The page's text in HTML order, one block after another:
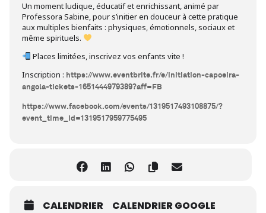
Un moment ludique, éducatif et enrichissant, animé par
Professora Sabine, pour s’initier en douceur à cette pratique
aux multiples bienfaits : physiques, émotionnels, sociaux et
même spirituels.
Places limitées, inscrivez vos enfants vite !
Inscription : https://www.eventbrite.fr/e/initiation-capoeira-
angola-tickets-1651444979389?aff=FB
https://www.facebook.com/events/1319517493108875/?
event_time_id=1319517959775495
CALENDRIER CALENDRIER GOOGLE